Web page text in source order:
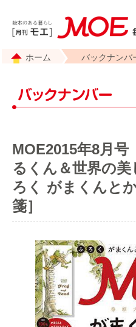
ホーム バックナンバ
MOE2015年8月号
るくん＆世界の
ろく がまくんと
箋］